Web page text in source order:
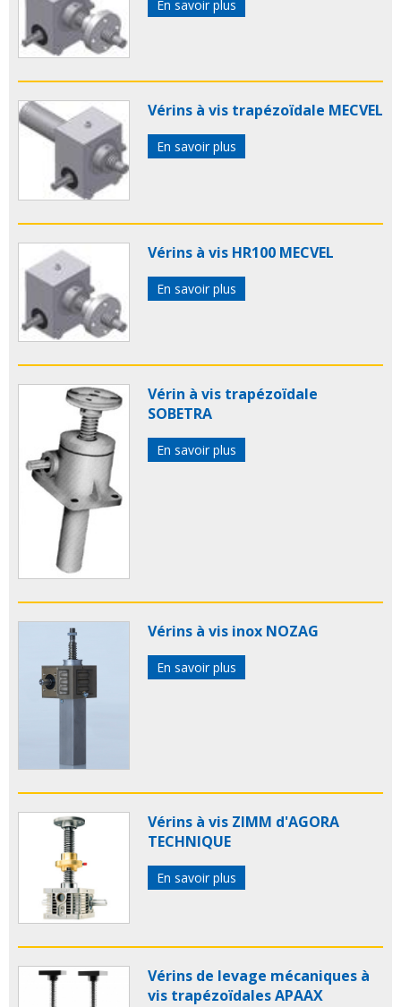
En savoir plus
Vérins à vis trapézoïdale MECVEL
En savoir plus
Vérins à vis HR100 MECVEL
En savoir plus
Vérin à vis trapézoïdale
SOBETRA
En savoir plus
Vérins à vis inox NOZAG
En savoir plus
Vérins à vis ZIMM d'AGORA
TECHNIQUE
En savoir plus
Vérins de levage mécaniques à
vis trapézoïdales APAAX